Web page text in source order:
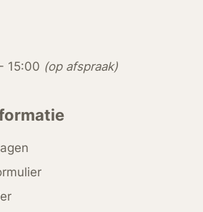
15:00 (op afspraak)